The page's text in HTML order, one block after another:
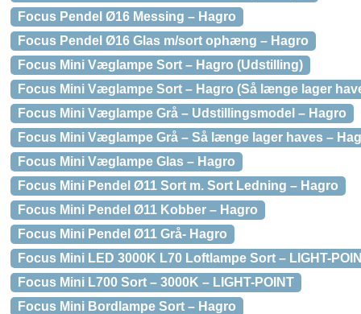
Focus Pendel Ø16 Messing – Hagro
Focus Pendel Ø16 Glas m/sort ophæng – Hagro
Focus Mini Væglampe Sort – Hagro (Udstilling)
Focus Mini Væglampe Sort – Hagro (Så længe lager
Focus Mini Væglampe Grå – Udstillingsmodel – Hagro
Focus Mini Væglampe Grå – Så længe lager haves –
Focus Mini Væglampe Glas – Hagro
Focus Mini Pendel Ø11 Sort m. Sort Ledning – Hagro
Focus Mini Pendel Ø11 Kobber – Hagro
Focus Mini Pendel Ø11 Grå- Hagro
Focus Mini LED 3000K L70 Loftlampe Sort – LIGHT-
Focus Mini L700 Sort – 3000K – LIGHT-POINT
Focus Mini Bordlampe Sort – Hagro